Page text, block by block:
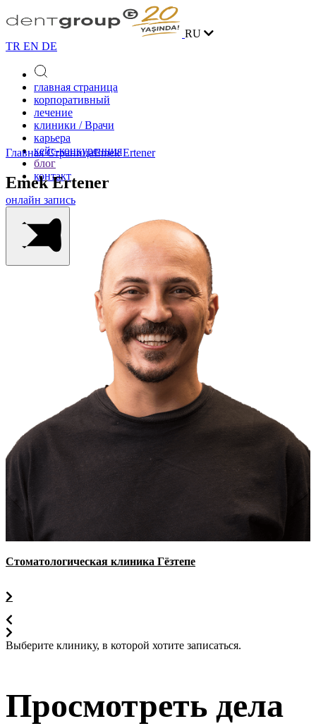
RU
TR EN DE
главная страница
корпоративный
лечение
клиники / Врачи
карьера
кейс-конкуренция
блог
контакт
онлайн запись
Главная СтраницаEmek Ertener
Emek Ertener
Стоматологическая клиника Гёзтепе
Выберите клинику, в которой хотите записаться.
Просмотреть дела